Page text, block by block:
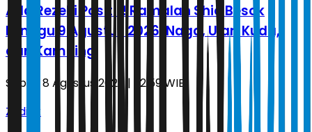
Ada Rezeki Positif! Ramalan Shio Besok
Minggu 9 Agustus 2026: Naga, Ular, Kuda,
dan Kambing
Sabtu, 8 Agustus 2026 | 22.59 WIB
Zodiak